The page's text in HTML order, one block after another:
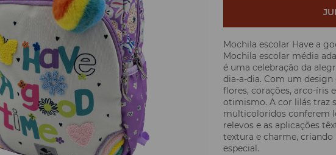
Mochila escolar Have a
Mochila escolar média
é uma celebração da
dia-a-dia. Com um
flores, corações, arco-íris
otimismo. A cor lilás traz
multicoloridos conferem
relevos e as aplicações
textura e charme,
especial.